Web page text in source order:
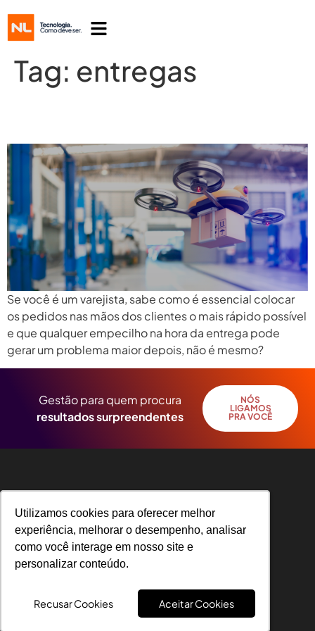
Utilizamos cookies para oferecer melhor
experiência, melhorar o desempenho, analisar
como você interage em nosso site e
personalizar conteúdo.
Recusar Cookies Aceitar Cookies
Utilizamos cookies para oferecer melhor
experiência, melhorar o desempenho, analisar
como você interage em nosso site e
personalizar conteúdo.
Recusar Cookies Aceitar Cookies
Tag: entregas
Se você é um varejista, sabe como é essencial colocar
os pedidos nas mãos dos clientes o mais rápido possível
e que qualquer empecilho na hora da entrega pode
gerar um problema maior depois, não é mesmo?
Gestão para quem procura
resultados surpreendentes
NÓS
LIGAMOS
PRA VOCÊ
R. Angelo Michelin, 31 – Universitário, Caxias